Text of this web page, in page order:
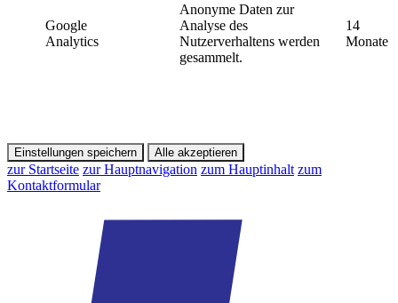
Google
Analytics
Anonyme Daten zur
Analyse des
Nutzerverhaltens werden
gesammelt.
14
Monate
Einstellungen speichern Alle akzeptieren
zur Startseite zur Hauptnavigation zum Hauptinhalt zum
Kontaktformular